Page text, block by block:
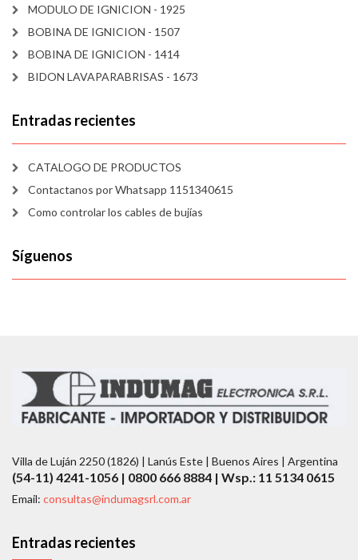
MODULO DE IGNICION - 1925
BOBINA DE IGNICION - 1507
BOBINA DE IGNICION - 1414
BIDON LAVAPARABRISAS - 1673
Entradas recientes
CATALOGO DE PRODUCTOS
Contactanos por Whatsapp 1151340615
Como controlar los cables de bujías
Síguenos
Villa de Luján 2250 (1826) | Lanús Este | Buenos Aires | Argentina
(54-11) 4241-1056 | 0800 666 8884 | Wsp.: 11 5134 0615
Email: consultas@indumagsrl.com.ar
Entradas recientes